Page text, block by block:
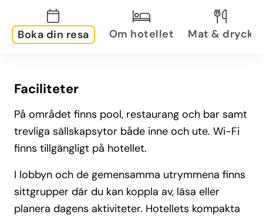
Boka din resa Om hotellet Mat & dryck
Faciliteter
På området finns pool, restaurang och bar samt
trevliga sällskapsytor både inne och ute. Wi-Fi
finns tillgängligt på hotellet.
I lobbyn och de gemensamma utrymmena finns
sittgrupper där du kan koppla av, läsa eller
planera dagens aktiviteter. Hotellets kompakta